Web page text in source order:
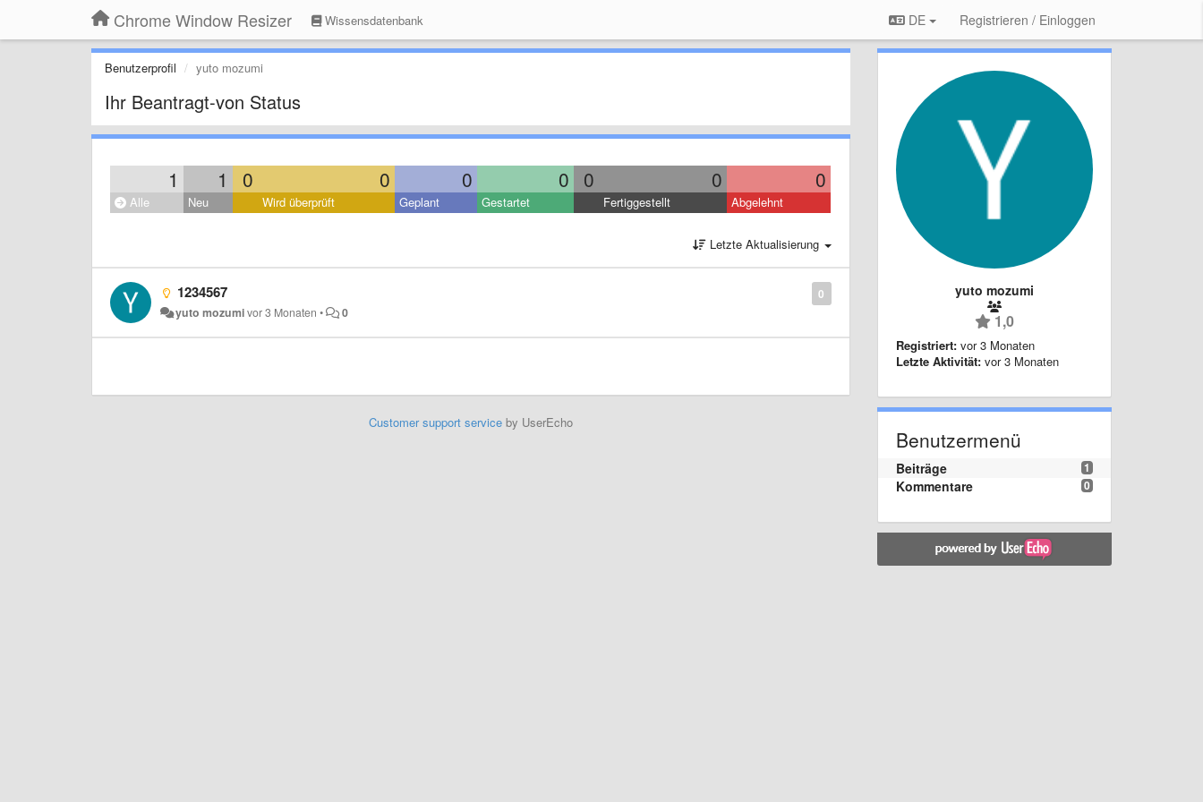
Chrome Window Resizer Wissensdatenbank DE Registrieren / Einloggen
Benutzerprofil yuto mozumi
Ihr Beantragt-von Status
1 1 0 0 0 0 0 0 0
Alle Neu Wird überprüft Geplant Gestartet Fertiggestellt Abgelehnt
Letzte Aktualisierung
0
1234567
yuto mozumivor 3 Monaten • 0
Customer support serviceby UserEcho
yuto mozumi
1,0
Registriert: vor 3 Monaten
Letzte Aktivität: vor 3 Monaten
Benutzermenü
1
Beiträge
0
Kommentare